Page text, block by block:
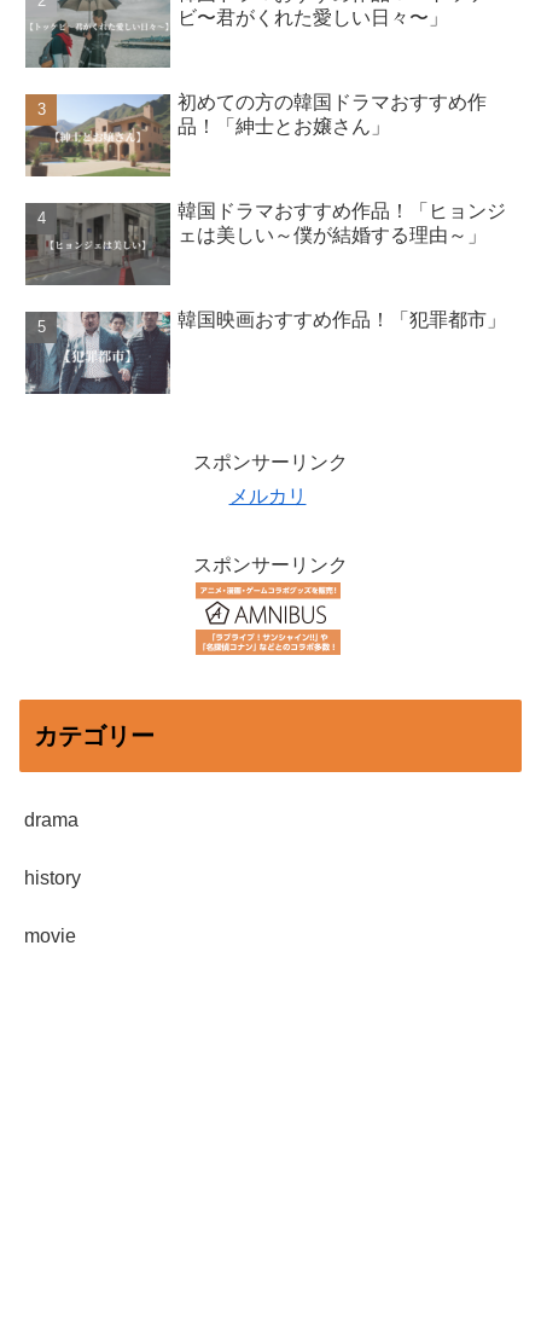
ビ〜君がくれた愛しい日々〜」
初めての方の韓国ドラマおすすめ作
品！「紳士とお嬢さん」
韓国ドラマおすすめ作品！「ヒョンジ
ェは美しい～僕が結婚する理由～」
韓国映画おすすめ作品！「犯罪都市」
スポンサーリンク
メルカリ
スポンサーリンク
カテゴリー
drama
history
movie